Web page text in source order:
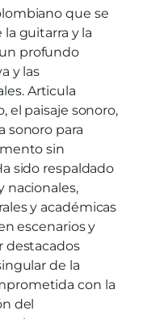
que se
guitarra y la
profundo
y las
Articula
el paisaje sonoro,
sonoro para
sin
sido respaldado
nacionales,
y académicas
escenarios y
destacados
de la
con la
del